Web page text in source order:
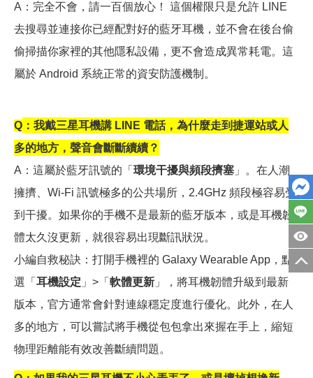
A ：完全不會，請一百個放心！ 這個權限只是允許 LINE
去搜尋並連接你已經配對好的藍牙耳機，並不會在後台偷
偷掃描你家裡的其他隱私設備，更不會造成異常耗電。這
屬於 Android 系統正常的資安防護機制。
Q ：我戴三星耳機講 LINE 電話，為什麼走到捷運站或人
多的地方，聲音會斷斷續續？
A ：這屬於藍牙訊號的「 環境干擾與頻段擠塞 」。在人潮
擁擠、Wi-Fi 訊號極多的公共場所，2.4GHz 頻段極容易受
到干擾。如果你的手機不是最新的藍牙版本，或是耳機韌
體太久沒更新，就很容易出現斷訊狀況。
小編自救秘訣：打開手機裡的 Galaxy Wearable App，點
選「 耳機設定 」>「 軟體更新 」，將耳機韌體升級到最新
版本，官方通常會針對連線穩定度進行優化。此外，在人
多的地方，可以嘗試將手機從包包拿出來握在手上，縮短
物理距離能有效改善斷續問題。